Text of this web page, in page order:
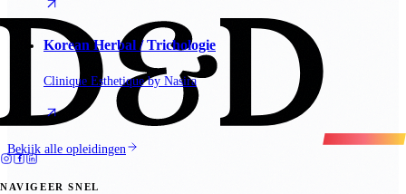
Korean Herbal / Trichologie
Clinique Esthetique by Nasira
Bekijk alle opleidingen
NAVIGEER SNEL